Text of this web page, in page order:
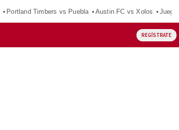
Portland Timbers vs Puebla Austin FC vs Xolos
REGÍSTRATE